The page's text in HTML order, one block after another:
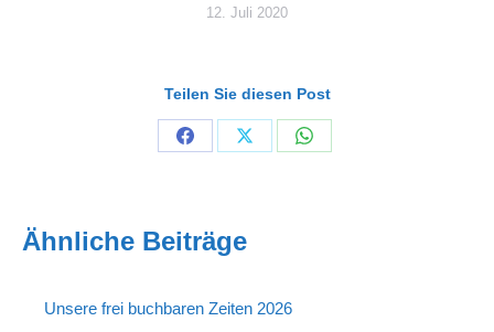
12. Juli 2020
Teilen Sie diesen Post
Share
Share
Share
Ähnliche Beiträge
Unsere frei buchbaren Zeiten 2026